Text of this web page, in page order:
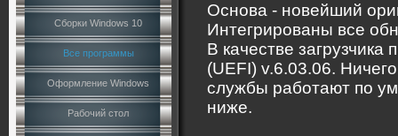
Сборки Windows 10
Все программы
Оформление Windows
Рабочий стол
Основа - новейший
Интегрированы все
В качестве
(UEFI) v.6.03.06.
службы работают по
ниже.